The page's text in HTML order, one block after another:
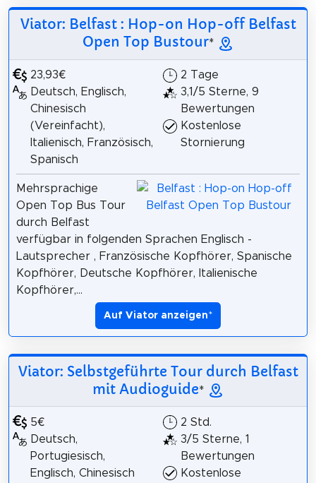
Viator: Belfast : Hop-on Hop-off Belfast
Open Top Bustour*
23,93€
Deutsch, Englisch,
Chinesisch
(Vereinfacht),
Italienisch, Französisch,
Spanisch
2 Tage
3,1/5 Sterne, 9
Bewertungen
Kostenlose
Stornierung
Mehrsprachige
Open Top Bus Tour
durch Belfast
verfügbar in folgenden Sprachen Englisch -
Lautsprecher , Französische Kopfhörer, Spanische
Kopfhörer, Deutsche Kopfhörer, Italienische
Kopfhörer,...
Auf Viator anzeigen*
Viator: Selbstgeführte Tour durch Belfast
mit Audioguide*
5€
Deutsch,
Portugiesisch,
Englisch, Chinesisch
2 Std.
3/5 Sterne, 1
Bewertungen
Kostenlose